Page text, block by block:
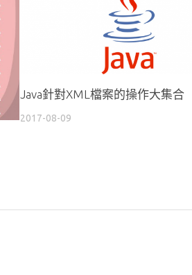
Java針對XML檔案的操作大集合
2017-08-09